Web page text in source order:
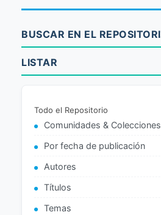
BUSCAR EN EL
LISTAR
Todo el Repositorio
Comunidades & Colecciones
Por fecha de publicación
Autores
Títulos
Temas